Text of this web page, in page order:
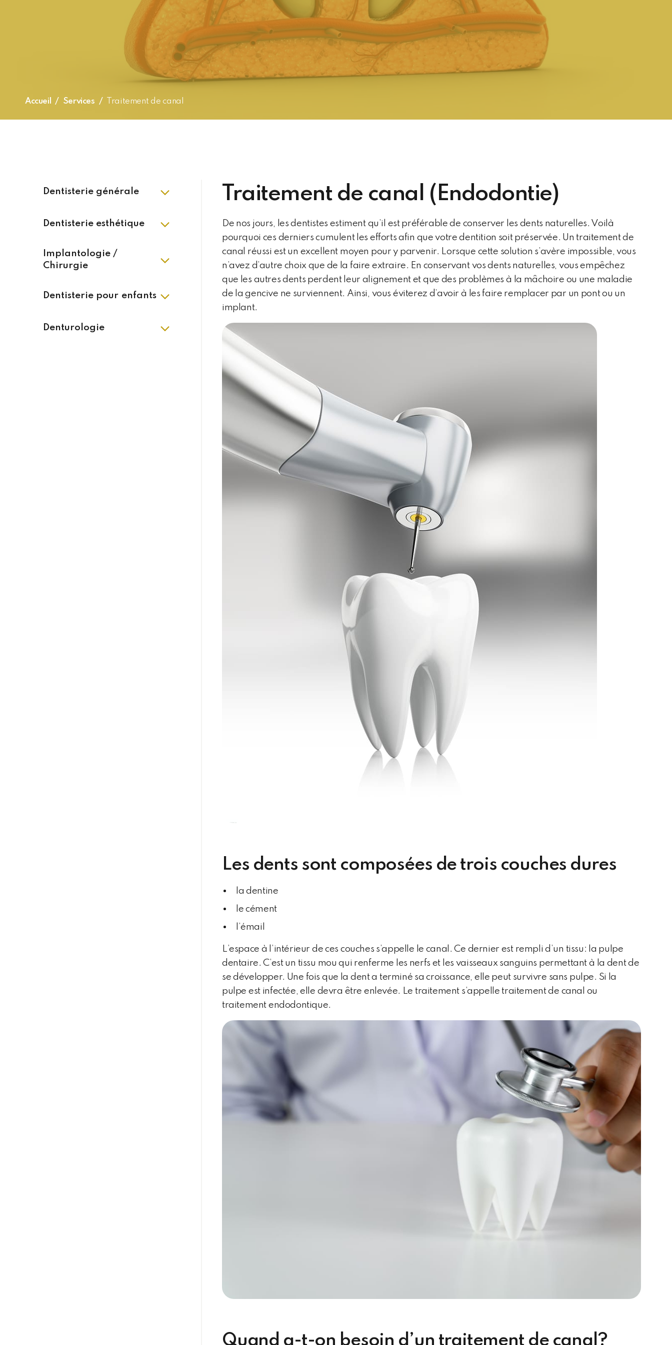
Accueil Services Traitement de canal
Traitement de canal (Endodontie)
De nos jours, les dentistes estiment qu’il est préférable de conserver les dents naturelles. Voilà
pourquoi ces derniers cumulent les efforts afin que votre dentition soit préservée. Un traitement de
canal réussi est un excellent moyen pour y parvenir. Lorsque cette solution s’avère impossible, vous
n’avez d’autre choix que de la faire extraire. En conservant vos dents naturelles, vous empêchez
que les autres dents perdent leur alignement et que des problèmes à la mâchoire ou une maladie
de la gencive ne surviennent. Ainsi, vous éviterez d’avoir à les faire remplacer par un pont ou un
implant.
Les dents sont composées de trois couches dures
la dentine
le cément
l’émail
L’espace à l’intérieur de ces couches s’appelle le canal. Ce dernier est rempli d’un tissu: la pulpe
dentaire. C’est un tissu mou qui renferme les nerfs et les vaisseaux sanguins permettant à la dent de
se développer. Une fois que la dent a terminé sa croissance, elle peut survivre sans pulpe. Si la
pulpe est infectée, elle devra être enlevée. Le traitement s’appelle traitement de canal ou
traitement endodontique.
Quand a-t-on besoin d’un traitement de canal?
Dentisterie générale
Dentisterie esthétique
Implantologie /
Chirurgie
Dentisterie pour enfants
Denturologie